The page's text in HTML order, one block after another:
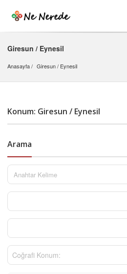
Giresun / Eynesil
Anasayfa Giresun / Eynesil
Konum: Giresun / Eynesil
Arama